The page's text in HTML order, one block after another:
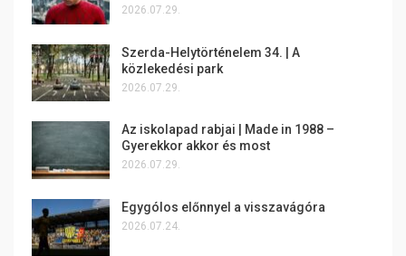
2026.07.29.
Szerda-Helytörténelem 34. | A
közlekedési park
2026.07.29.
Az iskolapad rabjai | Made in 1988 –
Gyerekkor akkor és most
2026.07.29.
Egygólos előnnyel a visszavágóra
2026.07.24.